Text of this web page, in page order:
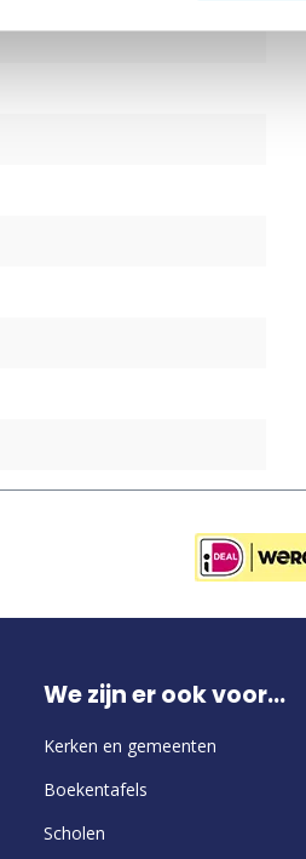
We zijn er ook voor...
Kerken en gemeenten
Boekentafels
Scholen